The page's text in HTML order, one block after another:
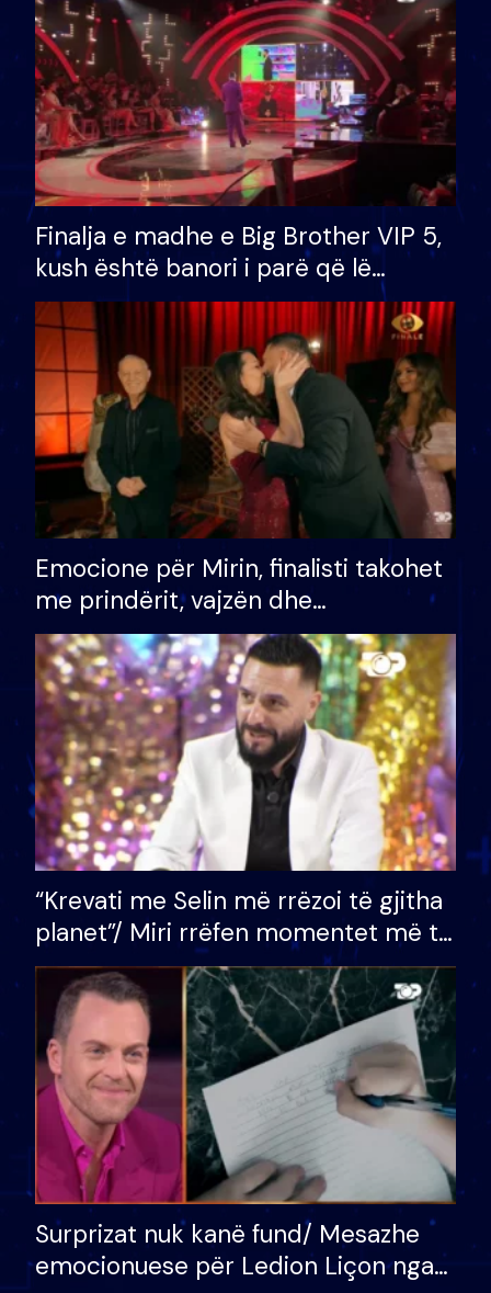
Finalja e madhe e Big Brother VIP 5,
kush është banori i parë që lë
shtëpinë dhe humb mundësinë për
të fituar çmimin e madh
Emocione për Mirin, finalisti takohet
me prindërit, vajzën dhe
bashkëshorten: S’kemi ndonjë letër
divorci apo jo?
“Krevati me Selin më rrëzoi të gjitha
planet”/ Miri rrëfen momentet më të
bukura në shtëpinë e BB VIP: Do më
mungojë zilja e mëngjesit kur…
Surprizat nuk kanë fund/ Mesazhe
emocionuese për Ledion Liçon nga